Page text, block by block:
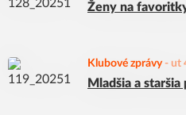
Ženy na
Klubové zprávy- ut
Mladšia a